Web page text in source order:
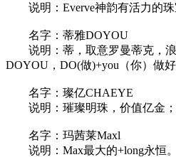
说明：Everve神韵有活力的珠
名字：蒂雅DOYOU
说明：蒂，取意罗曼蒂克，浪
DOYOU，DO(做)+you（你）做好
名字：璨亿CHAEYE
说明：璀璨明珠，价值亿金；
名字：玛茜莱Maxl
说明：Max最大的+long永恒。